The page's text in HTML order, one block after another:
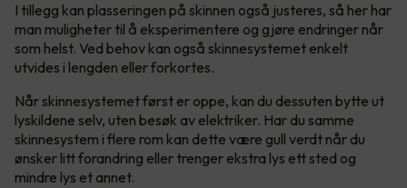
I tillegg kan plasseringen på skinnen også justeres, så her har
man muligheter til å eksperimentere og gjøre endringer når
som helst. Ved behov kan også skinnesystemet enkelt
utvides i lengden eller forkortes.
Når skinnesystemet først er oppe, kan du dessuten bytte ut
lyskildene selv, uten besøk av elektriker. Har du samme
skinnesystem i flere rom kan dette være gull verdt når du
ønsker litt forandring eller trenger ekstra lys ett sted og
mindre lys et annet.